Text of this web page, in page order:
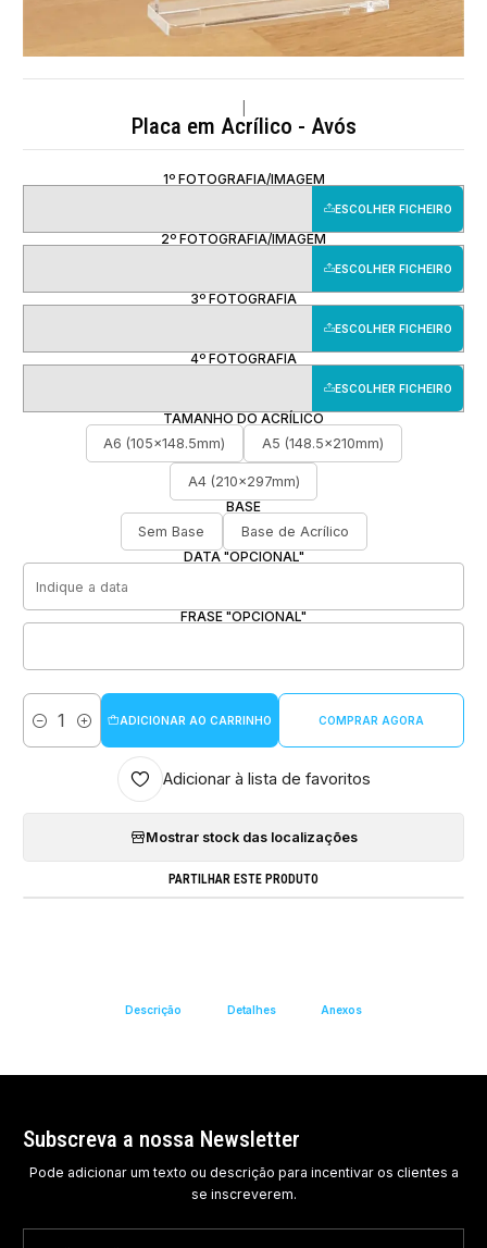
Placa em Acrílico - Avós
1º FOTOGRAFIA/IMAGEM
ESCOLHER FICHEIRO
2º FOTOGRAFIA/IMAGEM
ESCOLHER FICHEIRO
3º FOTOGRAFIA
ESCOLHER FICHEIRO
4º FOTOGRAFIA
ESCOLHER FICHEIRO
TAMANHO DO ACRÍLICO
A6 (105x148.5mm)
A5 (148.5x210mm)
A4 (210x297mm)
BASE
Sem Base
Base de Acrílico
DATA "OPCIONAL"
FRASE "OPCIONAL"
Quantidade
ADICIONAR AO CARRINHO COMPRAR AGORA
Adicionar à lista de favoritos
Mostrar stock das localizações
PARTILHAR ESTE PRODUTO
Descrição Detalhes Anexos
Subscreva a nossa Newsletter
Pode adicionar um texto ou descrição para incentivar os clientes a
se inscreverem.